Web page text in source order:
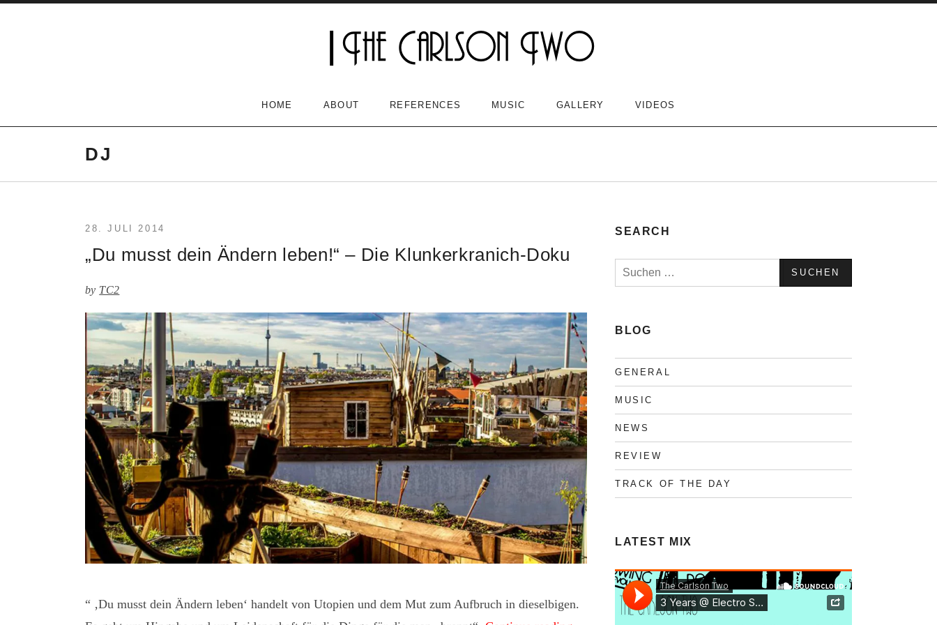
HOME ABOUT REFERENCES MUSIC GALLERY VIDEOS
DJ
„Du musst dein Ändern leben!“ – Die Klunkerkranich-Doku
by TC2
28. JULI 2014
“ ‚Du musst dein Ändern leben‘ handelt von Utopien und dem Mut zum Aufbruch in dieselbigen.
SEARCH
Suchen
nach:
BLOG
GENERAL
MUSIC
NEWS
REVIEW
TRACK OF THE DAY
LATEST MIX